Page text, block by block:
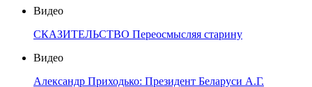
Видео
СКАЗИТЕЛЬСТВО Переосмысляя старину
Видео
Александр Приходько: Президент Беларуси А.Г.